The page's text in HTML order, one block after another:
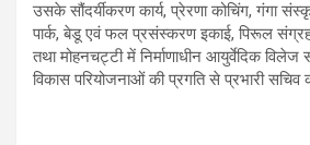
उसके सौंदर्यीकरण कार्य, प्रेरणा कोचिंग, गंगा
पार्क, बेडू एवं फल प्रसंस्करण इकाई, पिरूल
तथा मोहनचट्टी में निर्माणाधीन आयुर्वेदिक विलेज
विकास परियोजनाओं की प्रगति से प्रभारी सचिव